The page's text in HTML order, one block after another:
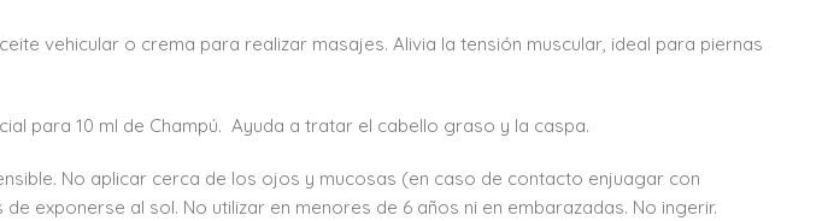
vehicular o crema para realizar masajes. Alivia la tensión muscular, ideal para piernas
para 10 ml de Champú. Ayuda a tratar el cabello graso y la caspa.
No aplicar cerca de los ojos y mucosas (en caso de contacto enjuagar con
exponerse al sol. No utilizar en menores de 6 años ni en embarazadas. No ingerir.